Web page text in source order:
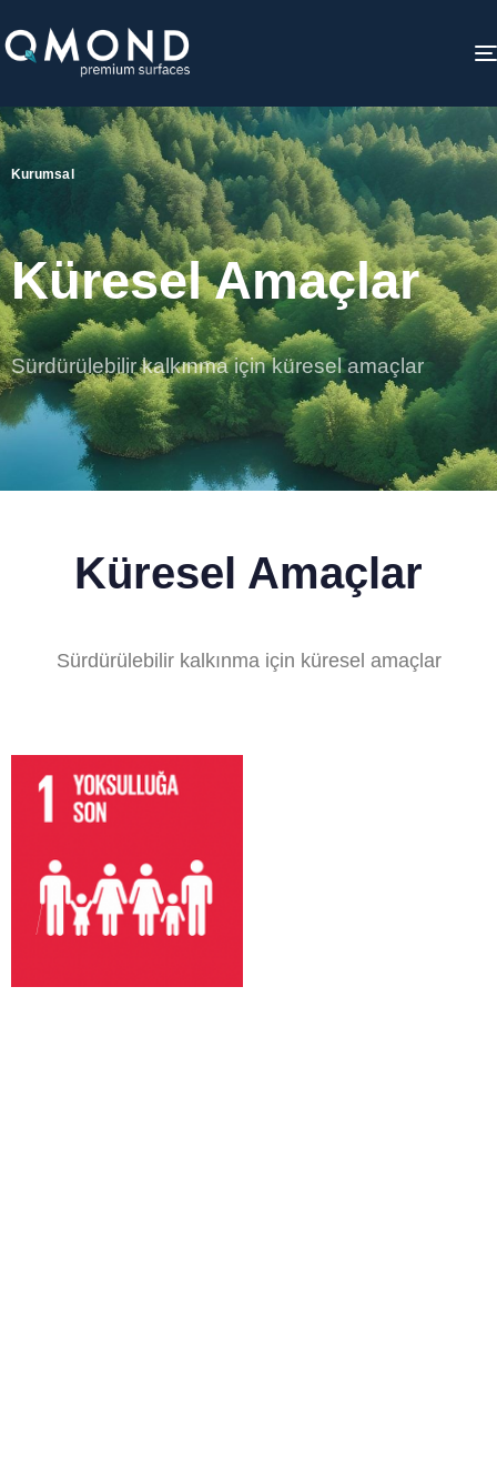
Kurumsal
Küresel Amaçlar
Sürdürülebilir kalkınma için küresel amaçlar
Küresel Amaçlar
Sürdürülebilir kalkınma için küresel amaçlar